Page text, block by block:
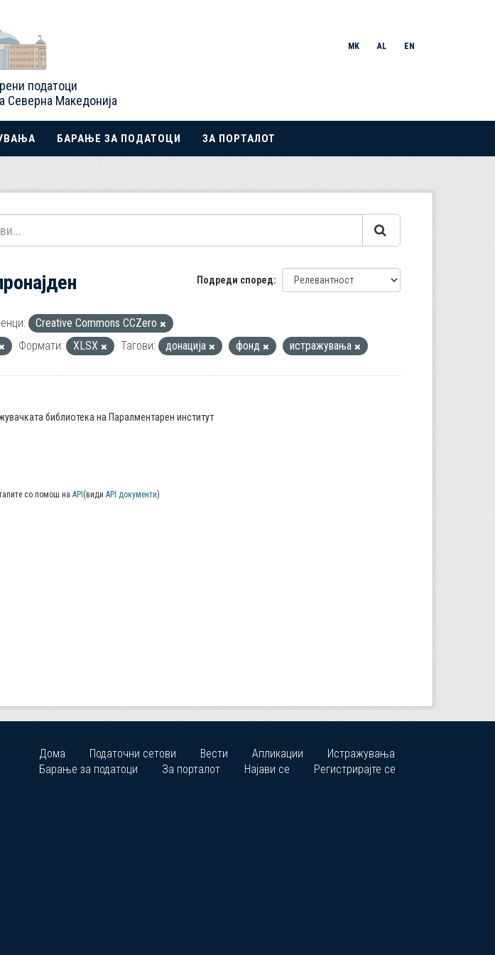
податоци
Северна Македонија
MK AL EN
БАРАЊЕ ЗА ПОДАТОЦИ ЗА ПОРТАЛОТ
Подреди според
Creative Commons CCZero
Формати: XLSX Тагови: донација фонд истражувања
библиотека на Паралментарен институт
со помош на API (види API документи)
Дома Податочни сетови Вести Апликации
Истражувања
Барање за податоци
За порталот Најави се Регистрирајте се